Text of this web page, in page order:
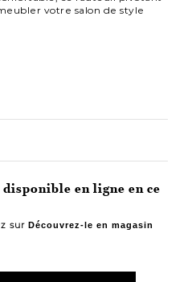
votre salon de style
disponible en ligne en ce
sur Découvrez-le en magasin